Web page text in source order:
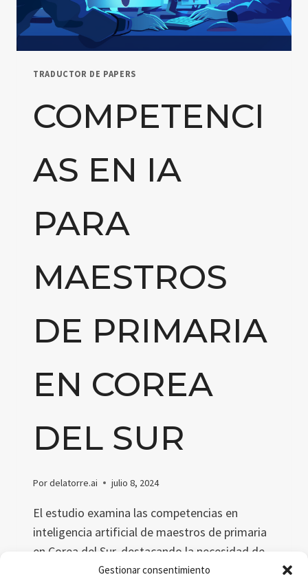
Gestionar consentimiento
TRADUCTOR DE PAPERS
COMPETENCI
AS EN IA
PARA
MAESTROS
DE PRIMARIA
EN COREA
DEL SUR
Pordelatorre.ai julio 8, 2024
El estudio examina las competencias en
inteligencia artificial de maestros de primaria
en Corea del Sur, destacando la necesidad de
desarrollo profesional continuo. Mediante